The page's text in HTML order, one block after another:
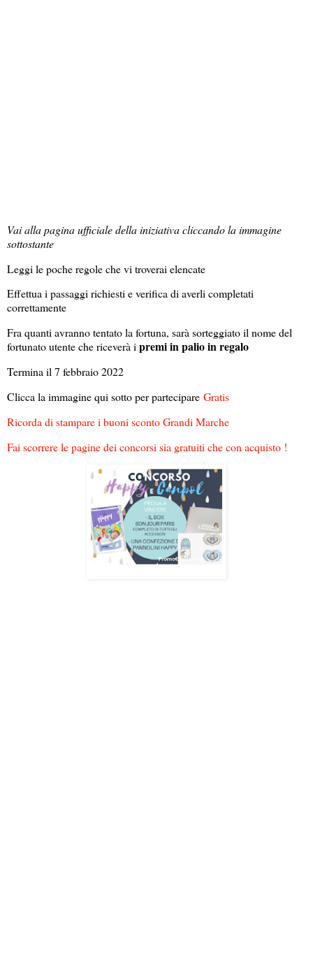
Vai alla pagina ufficiale della iniziativa cliccando la immagine
sottostante
Leggi le poche regole che vi troverai elencate
Effettua i passaggi richiesti e verifica di averli completati
correttamente
Fra quanti avranno tentato la fortuna, sarà sorteggiato il nome del
fortunato utente che riceverà ipremi in palio in regalo
Termina il 7 febbraio 2022
Clicca la immagine qui sotto per partecipare Gratis
Ricorda di stampare i buoni sconto Grandi Marche
Fai scorrere le pagine dei concorsi sia gratuiti che con acquisto !